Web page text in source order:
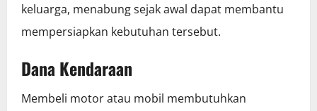
keluarga, menabung sejak awal dapat membantu
mempersiapkan kebutuhan tersebut.
Dana Kendaraan
Membeli motor atau mobil membutuhkan